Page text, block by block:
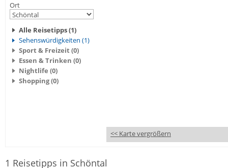
Ort
Alle Reisetipps (1)
Sehenswürdigkeiten (1)
Sport & Freizeit (0)
Essen & Trinken (0)
Nightlife (0)
Shopping (0)
<< Karte vergrößern
1 Reisetipps in Schöntal